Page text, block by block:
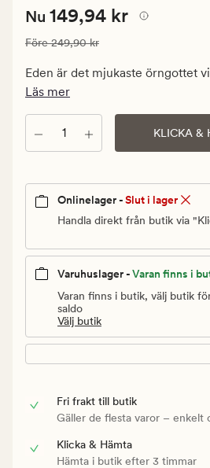
Nuvarande
149,94
kr.
Ordinarie
Nuvarande pris
Nu 149,94 kr
Ordinarie pris 249,90 kr
Före249,90 kr
Eden är det mjukaste örngottet
Läs mer
Antal KLICKA &
Onlinelager -Slut i lager
Handla direkt från butik via
Varuhuslager -Varan finns i
Varan finns i butik, välj butik
saldo
Välj butik
Fri frakt till butik
Gäller de flesta varor – enkelt
Klicka & Hämta
Hämta i butik efter 3 timmar